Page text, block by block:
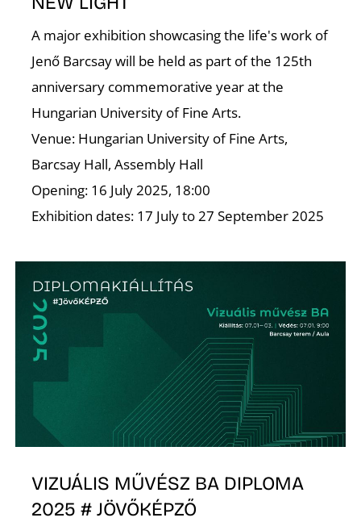
A major exhibition showcasing the life's work of
Jenő Barcsay will be held as part of the 125th
anniversary commemorative year at the
Hungarian University of Fine Arts.
Venue: Hungarian University of Fine Arts,
Barcsay Hall, Assembly Hall
Opening: 16 July 2025, 18:00
Exhibition dates: 17 July to 27 September 2025
VIZUÁLIS MŰVÉSZ BA DIPLOMA
2025 # JÖVŐKÉPZŐ